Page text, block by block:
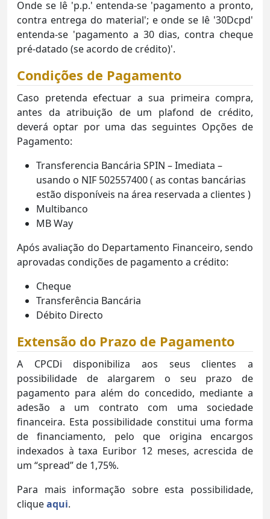
Onde se lê 'p.p.' entenda-se 'pagamento a pronto,
contra entrega do material'; e onde se lê '30Dcpd'
entenda-se 'pagamento a 30 dias, contra cheque
pré-datado (se acordo de crédito)'.
Condições de Pagamento
Caso pretenda efectuar a sua primeira compra,
antes da atribuição de um plafond de crédito,
deverá optar por uma das seguintes Opções de
Pagamento:
Transferencia Bancária SPIN – Imediata –
usando o NIF 502557400 ( as contas bancárias
estão disponíveis na área reservada a clientes )
Multibanco
MB Way
Após avaliação do Departamento Financeiro, sendo
aprovadas condições de pagamento a crédito:
Cheque
Transferência Bancária
Débito Directo
Extensão do Prazo de Pagamento
A CPCDi disponibiliza aos seus clientes a
possibilidade de alargarem o seu prazo de
pagamento para além do concedido, mediante a
adesão a um contrato com uma sociedade
financeira. Esta possibilidade constitui uma forma
de financiamento, pelo que origina encargos
indexados à taxa Euribor 12 meses, acrescida de
um “spread” de 1,75%.
Para mais informação sobre esta possibilidade,
cliqueaqui.